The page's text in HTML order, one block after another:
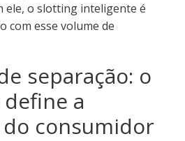
ele, o slotting inteligente é
com esse volume de
separação: o
a
consumidor